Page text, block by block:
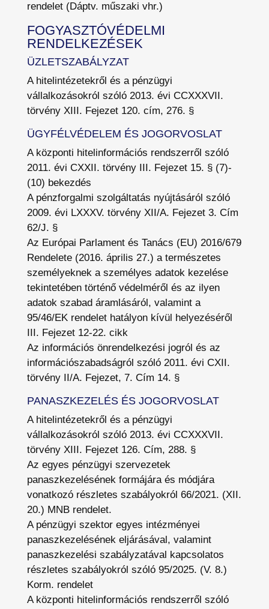
rendelet (Dáptv. műszaki vhr.)
FOGYASZTÓVÉDELMI
RENDELKEZÉSEK
ÜZLETSZABÁLYZAT
A hitelintézetekről és a pénzügyi
vállalkozásokról szóló 2013. évi CCXXXVII.
törvény XIII. Fejezet 120. cím, 276. §
ÜGYFÉLVÉDELEM ÉS JOGORVOSLAT
A központi hitelinformációs rendszerről szóló
2011. évi CXXII. törvény III. Fejezet 15. § (7)-
(10) bekezdés
A pénzforgalmi szolgáltatás nyújtásáról szóló
2009. évi LXXXV. törvény XII/A. Fejezet 3. Cím
62/J. §
Az Európai Parlament és Tanács (EU) 2016/679
Rendelete (2016. április 27.) a természetes
személyeknek a személyes adatok kezelése
tekintetében történő védelméről és az ilyen
adatok szabad áramlásáról, valamint a
95/46/EK rendelet hatályon kívül helyezéséről
III. Fejezet 12-22. cikk
Az információs önrendelkezési jogról és az
információszabadságról szóló 2011. évi CXII.
törvény II/A. Fejezet, 7. Cím 14. §
PANASZKEZELÉS ÉS JOGORVOSLAT
A hitelintézetekről és a pénzügyi
vállalkozásokról szóló 2013. évi CCXXXVII.
törvény XIII. Fejezet 126. Cím, 288. §
Az egyes pénzügyi szervezetek
panaszkezelésének formájára és módjára
vonatkozó részletes szabályokról 66/2021. (XII.
20.) MNB rendelet.
A pénzügyi szektor egyes intézményei
panaszkezelésének eljárásával, valamint
panaszkezelési szabályzatával kapcsolatos
részletes szabályokról szóló 95/2025. (V. 8.)
Korm. rendelet
A központi hitelinformációs rendszerről szóló